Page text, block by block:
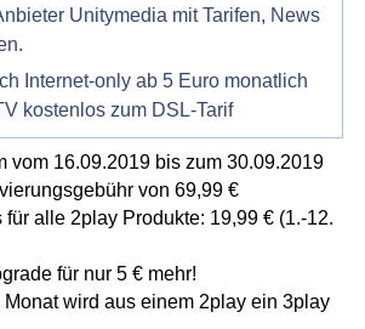
Unitymedia mit Tarifen, News
Internet-only ab 5 Euro monatlich
kostenlos zum DSL-Tarif
vom 16.09.2019 bis zum 30.09.2019
von 69,99 €
alle 2play Produkte: 19,99 € (1.-12.
für nur 5 € mehr!
Monat wird aus einem 2play ein 3play